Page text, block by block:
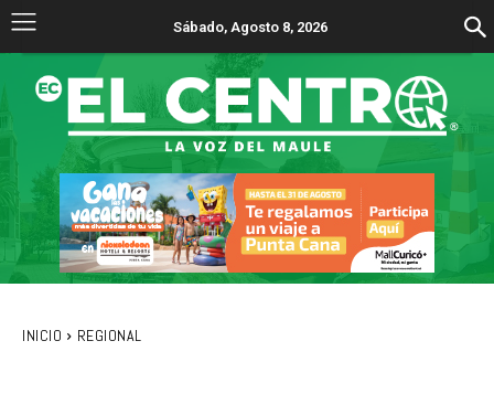
Sábado, Agosto 8, 2026
INICIO REGIONAL